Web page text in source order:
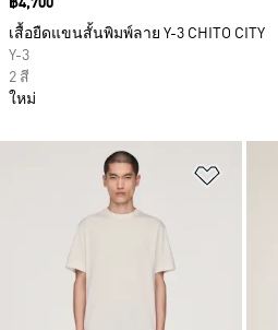
เพิ่มไ
Price
฿4,700
เสื้อยืดแขนสั้นพิมพ์ลาย Y-3 CHITO CITY
Y-3
2 สี
ใหม่